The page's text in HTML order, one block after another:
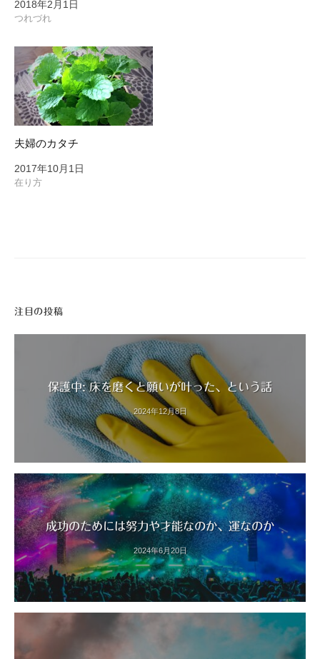
2018年2月1日
つれづれ
夫婦のカタチ
2017年10月1日
在り方
注目の投稿
保護中: 床を磨くと願いが叶った、という話
2024年12月8日
成功のためには努力や才能なのか、運なのか
2024年6月20日